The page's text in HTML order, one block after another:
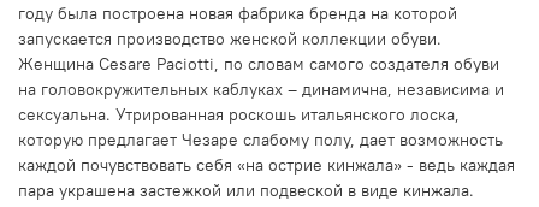
году была построена новая фабрика бренда на которой
запускается производство женской коллекции обуви.
Женщина Cesare Paciotti, по словам самого создателя обуви
на головокружительных каблуках – динамична, независима и
сексуальна. Утрированная роскошь итальянского лоска,
которую предлагает Чезаре слабому полу, дает возможность
каждой почувствовать себя «на острие кинжала» - ведь каждая
пара украшена застежкой или подвеской в виде кинжала.